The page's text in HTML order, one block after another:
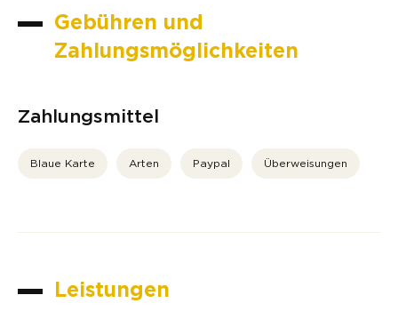
Gebühren und
Zahlungsmöglichkeiten
Zahlungsmittel
Blaue Karte Arten Paypal Überweisungen
Leistungen